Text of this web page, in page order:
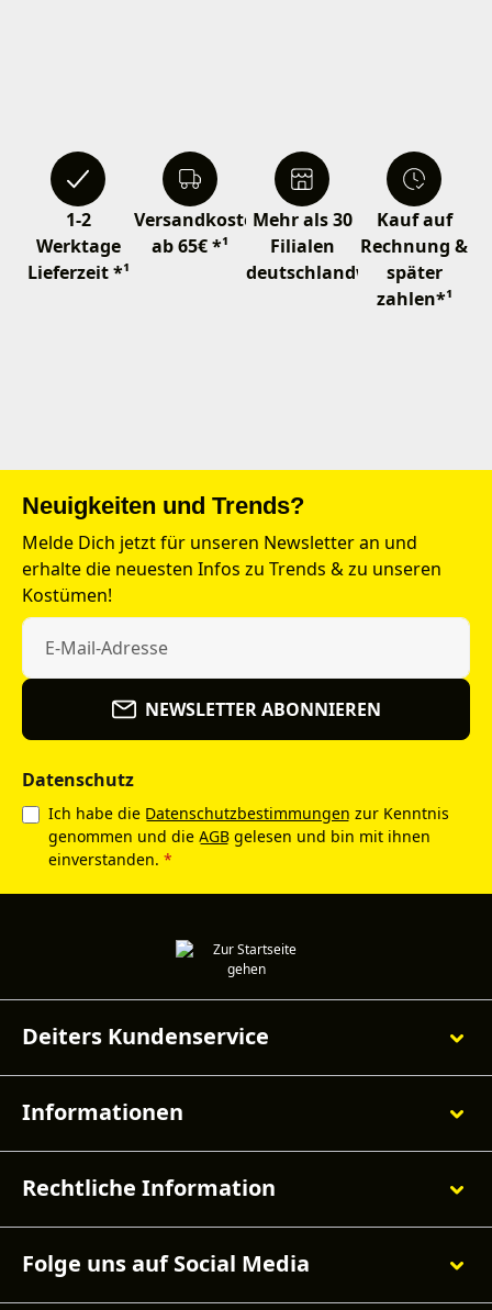
1-2
Werktage
Lieferzeit *¹
Versandkostenfrei
ab 65€ *¹
Mehr als 30
Filialen
deutschlandweit
Kauf auf
Rechnung &
später
zahlen*¹
Neuigkeiten und Trends?
Melde Dich jetzt für unseren Newsletter an und
erhalte die neuesten Infos zu Trends & zu unseren
Kostümen!
NEWSLETTER ABONNIEREN
Datenschutz
Ich habe die Datenschutzbestimmungen zur Kenntnis
genommen und die AGB gelesen und bin mit ihnen
einverstanden. *
Deiters Kundenservice
Informationen
Rechtliche Information
Folge uns auf Social Media